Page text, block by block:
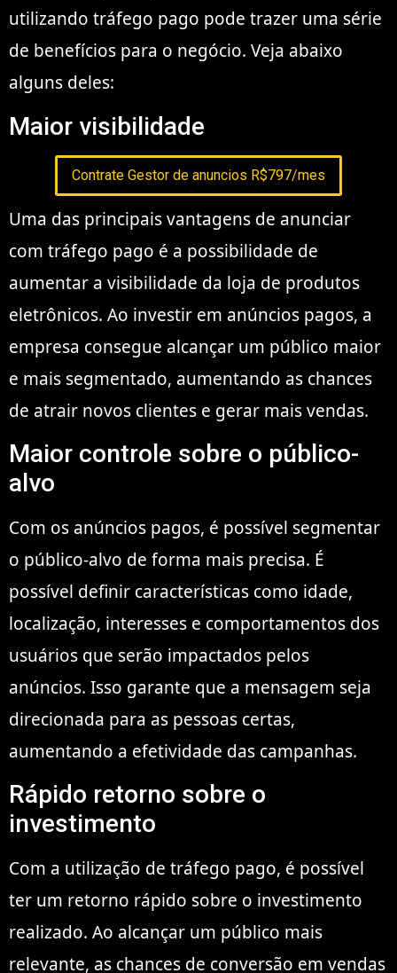
utilizando tráfego pago pode trazer uma série
de benefícios para o negócio. Veja abaixo
alguns deles:
Maior visibilidade
Contrate Gestor de anuncios R$797/mes
Uma das principais vantagens de anunciar
com tráfego pago é a possibilidade de
aumentar a visibilidade da loja de produtos
eletrônicos. Ao investir em anúncios pagos, a
empresa consegue alcançar um público maior
e mais segmentado, aumentando as chances
de atrair novos clientes e gerar mais vendas.
Maior controle sobre o público-
alvo
Com os anúncios pagos, é possível segmentar
o público-alvo de forma mais precisa. É
possível definir características como idade,
localização, interesses e comportamentos dos
usuários que serão impactados pelos
anúncios. Isso garante que a mensagem seja
direcionada para as pessoas certas,
aumentando a efetividade das campanhas.
Rápido retorno sobre o
investimento
Com a utilização de tráfego pago, é possível
ter um retorno rápido sobre o investimento
realizado. Ao alcançar um público mais
relevante, as chances de conversão em vendas